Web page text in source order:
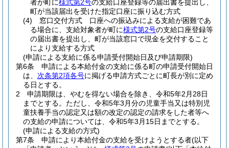
者が町に様式第2号の支給口座登録等の届出書を提出し、
町が当該届出を受けた指定口座に振り込む方式
(4)
窓口交付方式 口座への振込みによる支給が困難であ
る場合に、支給対象者が町に様式第2号の支給口座登録等
の届出書を提出し、町が当該窓口で現金を交付すること
により支給する方式
(申請による支給に係る申請受付開始日及び申請期限)
第6条
申請による本給付金の支給に係る町の申請受付開始日
は、 次条第2項各号に掲げる申請方式ごとに町長が別に定め
る日とする。
2
申請期限は、やむを得ない場合を除き、令和5年2月28日
までとする。 ただし、令和5年3月分の児童手当又は特別児
童扶養手当の認定又は額の改定の認定の請求をした者等へ
の支給の申請については、令和5年3月15日までとする。
(申請による支給の方式)
第7条
申請により本給付金の支給を受けようとする者(以下